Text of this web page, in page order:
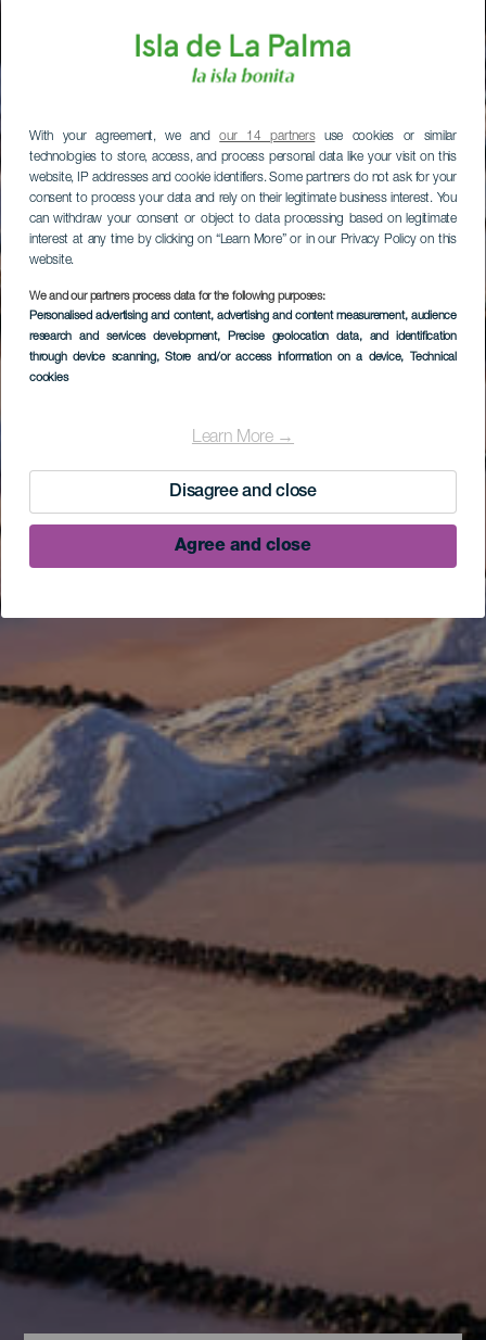
With your agreement, we andour 14 partnersuse cookies or similar
technologies to store, access, and process personal data like your visit on this
website, IP addresses and cookie identifiers. Some partners do not ask for your
consent to process your data and rely on their legitimate business interest. You
can withdraw your consent or object to data processing based on legitimate
interest at any time by clicking on “Learn More” or in our Privacy Policy on this
website.
We and our partners process data for the following purposes:
Personalised advertising and content, advertising and content measurement, audience
research and services development, Precise geolocation data, and identification
through device scanning, Store and/or access information on a device, Technical
cookies
Learn More →
Disagree and close
Agree and close